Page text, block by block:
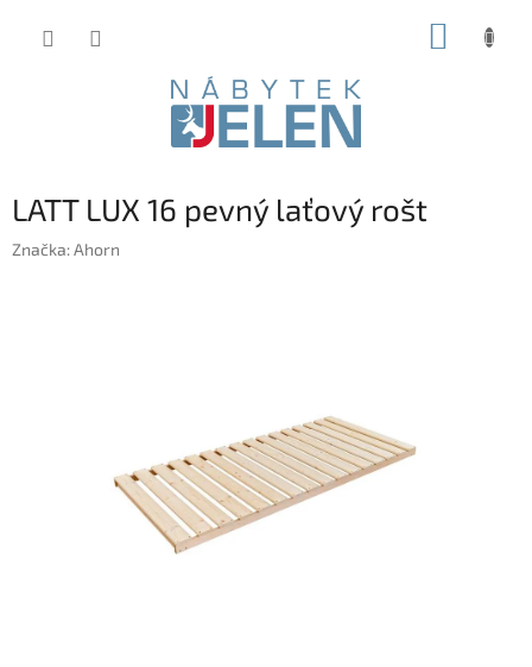
LATT LUX 16 pevný laťový rošt
Značka:Ahorn